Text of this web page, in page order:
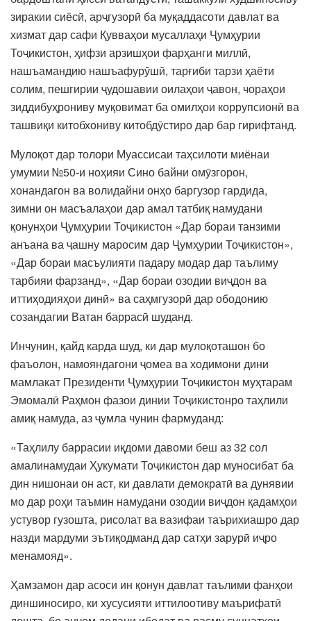
зиракии сиёсӣ, арҷгузорӣ ба муқаддасоти давлат ва
хизмат дар сафи Қувваҳои мусаллаҳи Ҷумҳурии
Тоҷикистон, ҳифзи арзишҳои фарҳанги миллӣ,
нашъамандию нашъафурӯшӣ, тарғиби тарзи ҳаёти
солим, пешгирии ҷудошавии оилаҳои ҷавон, чораҳои
зиддибуҳрониву муқовимат ба омилҳои коррупсионӣ ва
ташвиқи китобхониву китобдӯстиро дар бар гирифтанд.
Мулоқот дар толори Муассисаи таҳсилоти миёнаи
умумии №50-и ноҳияи Сино байни омӯзгорон,
хонандагон ва волидайни онҳо баргузор гардида,
зимни он масъалаҳои дар амал татбиқ намудани
қонунҳои Ҷумҳурии Тоҷикистон «Дар бораи танзими
анъана ва ҷашну маросим дар Ҷумҳурии Тоҷикистон»,
«Дар бораи масъулияти падару модар дар таълиму
тарбияи фарзанд», «Дар бораи озодии виҷдон ва
иттиҳодияҳои динӣ» ва саҳмгузорӣ дар ободонию
созандагии Ватан баррасӣ шуданд.
Инчунин, қайд карда шуд, ки дар мулоқоташон бо
фаъолон, намояндагони ҷомеа ва ходимони дини
мамлакат Президенти Ҷумҳурии Тоҷикистон муҳтарам
Эмомалӣ Раҳмон фазои динии Тоҷикистонро таҳлили
амиқ намуда, аз ҷумла чунин фармуданд:
«Таҳлилу баррасии иқдоми давоми беш аз 32 сол
амалинамудаи Ҳукумати Тоҷикистон дар муносибат ба
дин нишонаи он аст, ки давлати демократӣ ва дунявии
мо дар роҳи таъмин намудани озодии виҷдон қадамҳои
устувор гузошта, рисолат ва вазифаи таърихиашро дар
назди мардуми эътиқодманд дар сатҳи зарурӣ иҷро
менамояд».
Ҳамзамон дар асоси ин қонун давлат таълими фанҳои
диншиносиро, ки хусусияти иттилоотиву маърифатӣ